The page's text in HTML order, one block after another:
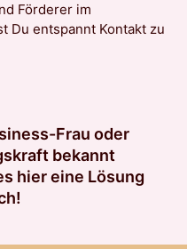
Förderer im
Du entspannt Kontakt zu
Frau oder
bekannt
hier eine Lösung